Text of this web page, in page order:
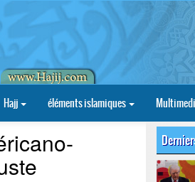
Hajj éléments islamiques